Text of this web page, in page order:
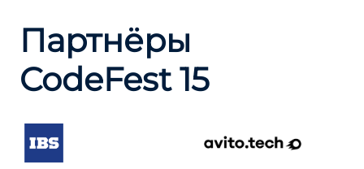
Партнёры
CodeFest 15